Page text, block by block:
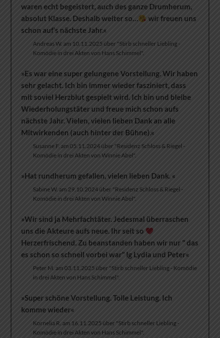
waren echt begeistert, auch des ganze Drumherum,
absolut Klasse. Deshalb weiter so…
wir freuen uns
schon auf‘s nächste Jahr.«
Andreas W. am 10.11.2025 über "Stirb schneller Liebling -
Komödie in drei Akten von Hans Schimmel".
»Es war eine super gelungene Vorstellung. Wir haben
sehr gelacht. Ich bin immer wieder fasziniert, dass
mit soviel Herzblut gespielt wird. Ich bin und bleibe
Wiederholungstäter und freue mich schon aufs
nächste Jahr. Vielen, vielen lieben Dank an alle
Mitwirkenden (auch hinter der Bühne).«
Susanne F. am 05.11.2024 über "Residenz Schloss & Riegel -
Komödie in drei Akten von Winnie Abel".
»Hat rundherum gefallen, vielen lieben Dank. «
Sabine W. am 29.10.2024 über "Residenz Schloss & Riegel -
Komödie in drei Akten von Winnie Abel".
»Wir sind ja Mehrfachtäter. Jedesmal überraschen
uns die Akteure aufs neue. Ihr seit so
Herzerfrischend. Zu beanstanden haben wir nur " das
es schon so schnell vorbei war" lg Lydia und Peter«
Peter M. am 03.11.2025 über "Stirb schneller Liebling - Komödie
in drei Akten von Hans Schimmel".
»Super schöne Vorstellung. Tolle Leistung. Ich
komme wieder«
Kornelia R. am 16.11.2025 über "Stirb schneller Liebling -
Komödie in drei Akten von Hans Schimmel".